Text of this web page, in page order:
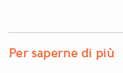
Per saperne di più